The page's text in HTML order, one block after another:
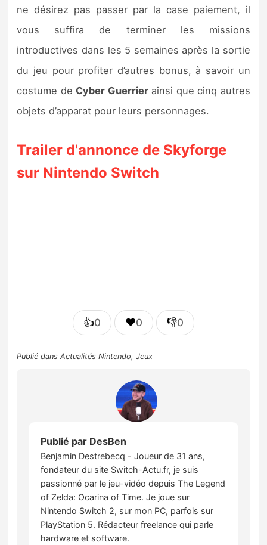
ne désirez pas passer par la case paiement, il
vous suffira de terminer les missions
introductives dans les 5 semaines après la sortie
du jeu pour profiter d’autres bonus, à savoir un
costume de Cyber Guerrierainsi que cinq autres
objets d’apparat pour leurs personnages.
Trailer d'annonce de Skyforge
sur Nintendo Switch
👍0 ❤️0 👎0
Publié dansActualités Nintendo,Jeux
Publié par DesBen
Benjamin Destrebecq - Joueur de 31 ans,
fondateur du site Switch-Actu.fr, je suis
passionné par le jeu-vidéo depuis The Legend
of Zelda: Ocarina of Time. Je joue sur
Nintendo Switch 2, sur mon PC, parfois sur
PlayStation 5. Rédacteur freelance qui parle
hardware et software.